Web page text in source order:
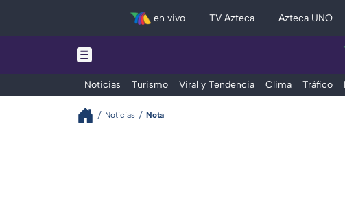
en vivo TV Azteca Azteca UNO
Noticias Turismo Viral y Tendencia Clima Tráfico
Noticias Nota